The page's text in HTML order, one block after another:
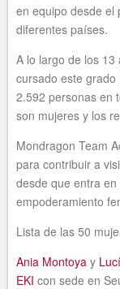
en equipo desde el
diferentes países.
A lo largo de los
cursado este
2.592 personas en
son mujeres y los
Mondragon Team
para contribuir a
desde que entra
empoderamiento
Lista de las 50
Ania Montoya y
EKI con sede en